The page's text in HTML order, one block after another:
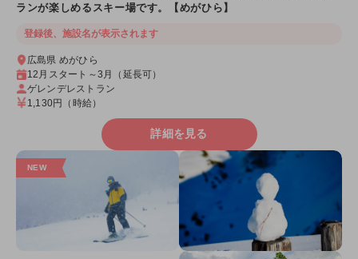
ランが楽しめるスキー場です。【めがひら】
登録後、施設名が表示されます
広島県 めがひら
12月スタート～3月（延長可）
ゲレンデレストラン
1,130円 （時給）
詳細を見る